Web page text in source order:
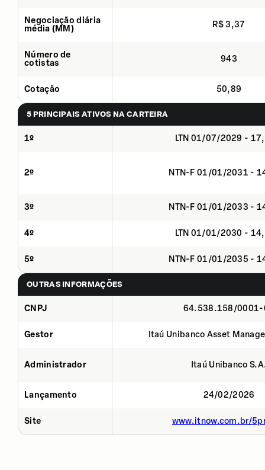
Negociação diária
média (MM)
R$ 3,37
Número de
cotistas
943
Cotação 50,89
5 PRINCIPAIS ATIVOS NA CARTEIRA
1º LTN 01/07/2029 -
2º NTN-F 01/01/2031 -
3º NTN-F 01/01/2033 -
4º LTN 01/01/2030 -
5º NTN-F 01/01/2035 -
OUTRAS INFORMAÇÕES
CNPJ 64.538.158/0001-
Gestor Itaú Unibanco Asset
Administrador Itaú Unibanco
Lançamento 24/02/2026
Site www.itnow.com.br/